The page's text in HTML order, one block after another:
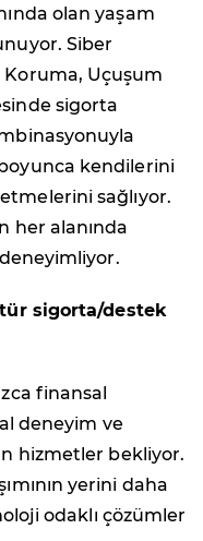
olan yaşam
Siber
Uçuşum
sigorta
kendilerini
sağlıyor.
her alanında
sigorta/destek
finansal
deneyim ve
hizmetler bekliyor.
yerini daha
odaklı çözümler